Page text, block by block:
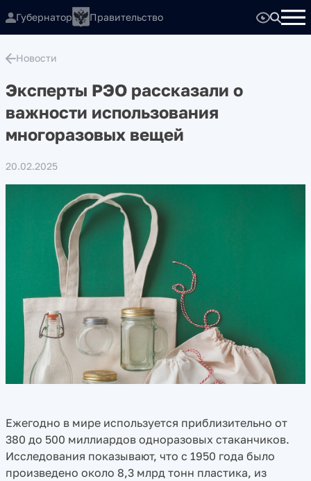
Губернатор Правительство
Новости
Эксперты РЭО рассказали о
важности использования
многоразовых вещей
20.02.2025
Ежегодно в мире используется приблизительно от
380 до 500 миллиардов одноразовых стаканчиков.
Исследования показывают, что с 1950 года было
произведено около 8,3 млрд тонн пластика, из